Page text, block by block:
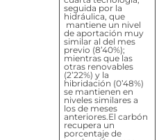
seguida por la
hidráulica, que
mantiene un nivel
de aportación muy
similar al del mes
previo (8’40%);
mientras que las
otras renovables
(2’22%) y la
hibridación (0’48%)
se mantienen en
niveles similares a
los de meses
anteriores.El carbón
recupera un
porcentaje de